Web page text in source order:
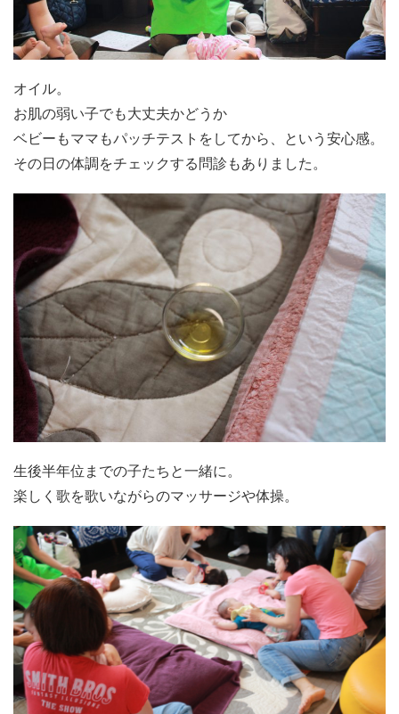
オイル。
お肌の弱い子でも大丈夫かどうか
ベビーもママもパッチテストをしてから、という安心感。
その日の体調をチェックする問診もありました。
生後半年位までの子たちと一緒に。
楽しく歌を歌いながらのマッサージや体操。